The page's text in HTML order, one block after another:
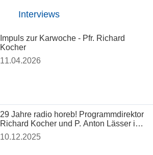
Interviews
Impuls zur Karwoche - Pfr. Richard
Kocher
11.04.2026
29 Jahre radio horeb! Programmdirektor
Richard Kocher und P. Anton Lässer im
Gespräch
10.12.2025